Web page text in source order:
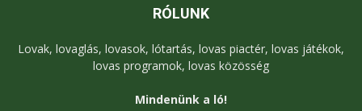
RÓLUNK
Lovak, lovaglás, lovasok, lótartás, lovas piactér, lovas játékok,
lovas programok, lovas közösség
Mindenünk a ló!